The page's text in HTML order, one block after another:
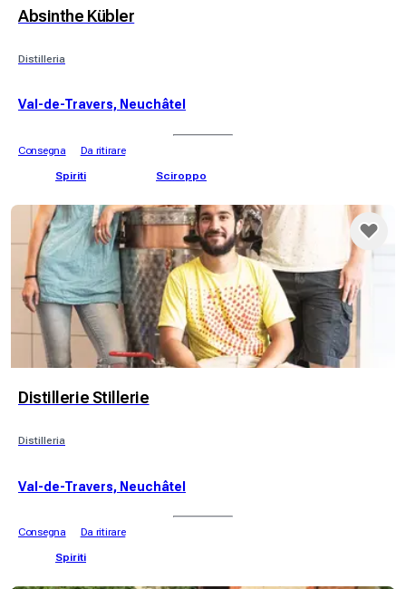
Absinthe Kübler
Distilleria
Val-de-Travers, Neuchâtel
Consegna
Da ritirare
Spiriti
Sciroppo
Distillerie Stillerie
Distilleria
Val-de-Travers, Neuchâtel
Consegna
Da ritirare
Spiriti